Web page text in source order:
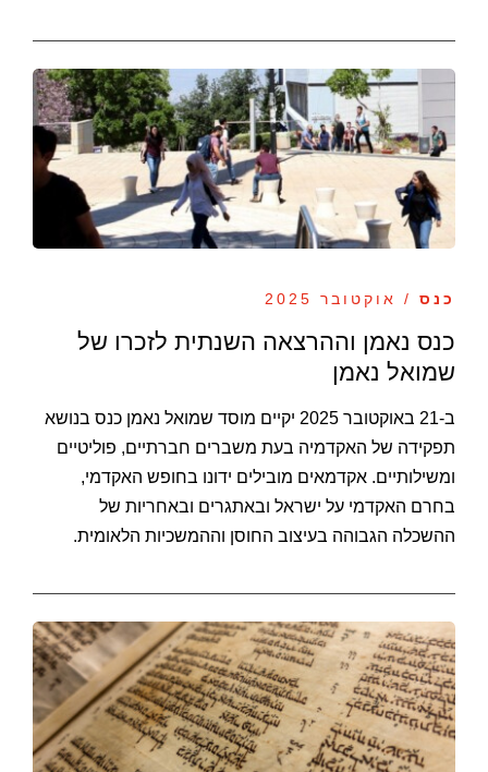
כנס / אוקטובר 2025
כנס נאמן וההרצאה השנתית לזכרו של
שמואל נאמן
ב-21 באוקטובר 2025 יקיים מוסד שמואל נאמן כנס בנושא
תפקידה של האקדמיה בעת משברים חברתיים, פוליטיים
ומשילותיים. אקדמאים מובילים ידונו בחופש האקדמי,
בחרם האקדמי על ישראל ובאתגרים ובאחריות של
ההשכלה הגבוהה בעיצוב החוסן וההמשכיות הלאומית.